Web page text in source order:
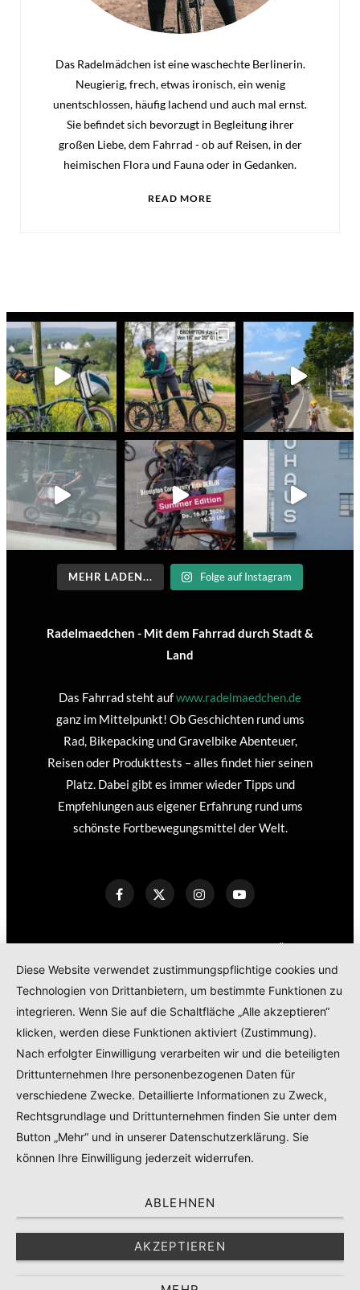
Das Radelmädchen ist eine waschechte Berlinerin.
Neugierig, frech, etwas ironisch, ein wenig
unentschlossen, häufig lachend und auch mal ernst.
Sie befindet sich bevorzugt in Begleitung ihrer
großen Liebe, dem Fahrrad - ob auf Reisen, in der
heimischen Flora und Fauna oder in Gedanken.
READ MORE
MEHR LADEN... Folge auf Instagram
Radelmaedchen - Mit dem Fahrrad durch Stadt &
Land
Das Fahrrad steht aufwww.radelmaedchen.de
ganz im Mittelpunkt! Ob Geschichten rund ums
Rad, Bikepacking und Gravelbike Abenteuer,
Reisen oder Produkttests – alles findet hier seinen
Platz. Dabei gibt es immer wieder Tipps und
Empfehlungen aus eigener Erfahrung rund ums
schönste Fortbewegungsmittel der Welt.
KONTAKT IMPRESSUM DATENSCHUTZERKLÄRUNG
COOKIE POLICY
TEILNAHMEBEDINGUNGEN GEWINNSPIEL
PRODUKTTESTS – KOOPERATIONEN – SPONSORED POSTS
© 2024RADELMAEDCHEN- REGISTERED BRAND.
TOP
Diese Website verwendet zustimmungspflichtige cookies und
Technologien von Drittanbietern, um bestimmte Funktionen zu
integrieren. Wenn Sie auf die Schaltfläche „Alle akzeptieren“
klicken, werden diese Funktionen aktiviert (Zustimmung).
Nach erfolgter Einwilligung verarbeiten wir und die beteiligten
Drittunternehmen Ihre personenbezogenen Daten für
verschiedene Zwecke. Detaillierte Informationen zu Zweck,
Rechtsgrundlage und Drittunternehmen finden Sie unter dem
Button „Mehr“ und in unserer Datenschutzerklärung. Sie
können Ihre Einwilligung jederzeit widerrufen.
ABLEHNEN
AKZEPTIEREN